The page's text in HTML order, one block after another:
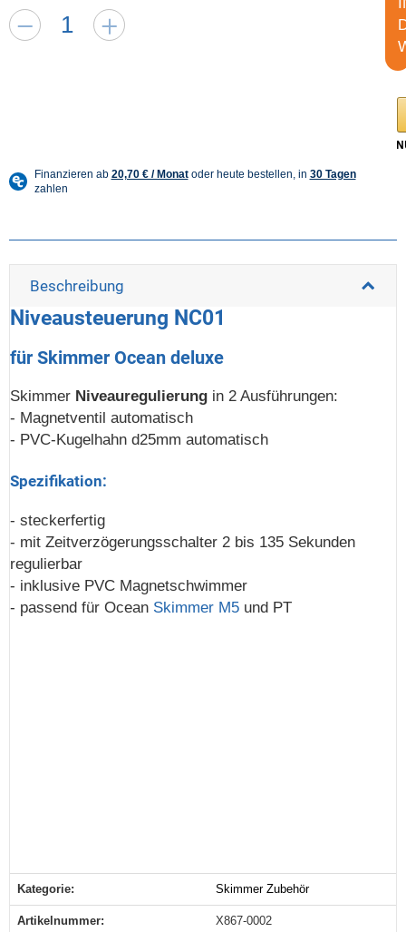
Beschreibung
Niveausteuerung NC01
für Skimmer Ocean deluxe
Skimmer Niveauregulierung in 2 Ausführungen:
- Magnetventil automatisch
- PVC-Kugelhahn d25mm automatisch
Spezifikation:
- steckerfertig
- mit Zeitverzögerungsschalter 2 bis 135 Sekunden
regulierbar
- inklusive PVC Magnetschwimmer
- passend für Ocean Skimmer M5 und PT
Produkteigenschaft
Wert
Kategorie: Skimmer Zubehör
Artikelnummer: X867-0002